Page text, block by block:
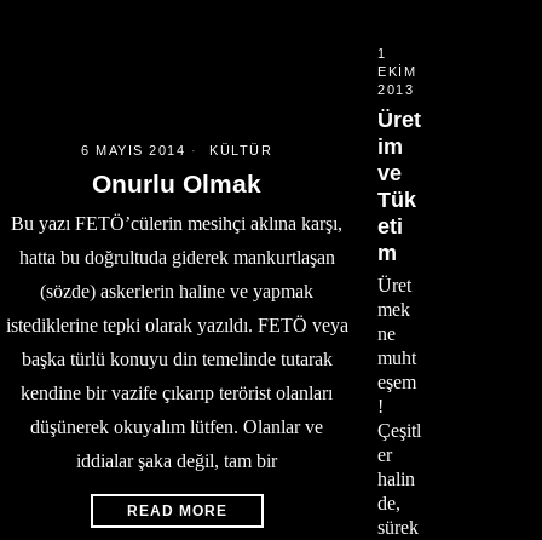
6 MAYIS 2014 KÜLTÜR
Onurlu Olmak
Bu yazı FETÖ’cülerin mesihçi aklına karşı,
hatta bu doğrultuda giderek mankurtlaşan
(sözde) askerlerin haline ve yapmak
istediklerine tepki olarak yazıldı. FETÖ veya
başka türlü konuyu din temelinde tutarak
kendine bir vazife çıkarıp terörist olanları
düşünerek okuyalım lütfen. Olanlar ve
iddialar şaka değil, tam bir
READ MORE
1
EKIM
2013
Üret
im
ve
Tük
eti
m
Üret
mek
ne
muht
eşem
!
Çeşitl
er
halin
de,
sürek